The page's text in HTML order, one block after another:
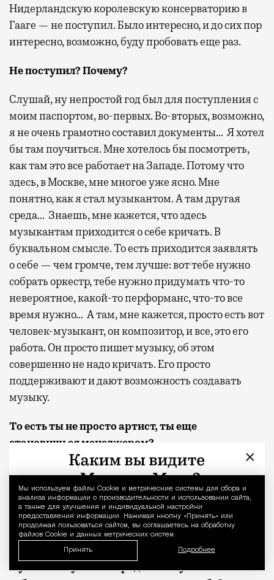
Нидерландскую королевскую консерваторию в
Гааге — не поступил. Было интересно, и до сих пор
интересно, возможно, буду пробовать еще раз.
Не поступил? Почему?
Слушай, ну непростой год был для поступления с
моим паспортом, во-первых. Во-вторых, возможно,
я не очень грамотно составил документы… Я хотел
бы там поучиться. Мне хотелось бы посмотреть,
как там это все работает на Западе. Потому что
здесь, в Москве, мне многое уже ясно. Мне
понятно, как я стал музыкантом. А там другая
среда… Знаешь, мне кажется, что здесь
музыкантам приходится о себе кричать. В
буквальном смысле. То есть приходится заявлять
о себе — чем громче, тем лучше: вот тебе нужно
собрать оркестр, тебе нужно придумать что-то
невероятное, какой-то перформанс, что-то все
время нужно… А там, мне кажется, просто есть вот
человек-музыкант, он композитор, и все, это его
работа. Он просто пишет музыку, об этом
совершенно не надо кричать. Его просто
поддерживают и дают возможность создавать
музыку.
То есть ты не просто артист, ты еще
становишься менеджером?
Абсолютно точно. У нас очень плохо с
музыкальным менеджментом в России, в Москве.
Он отвратительный, его нет просто. У нас есть
всего несколько человек, которые этим
занимаются хорошо.
Уведомление
Мы используем файлы Сookie и метрические системы для сбора и
анализа информации о производительности и использовании сайта,
а также для улучшения и индивидуальной настройки
предоставления информации. Нажимая кнопку «Принять» или
продолжая пользоваться сайтом, вы соглашаетесь на обработку
файлов Cookie и данных метрических систем.
Принять Подробнее
×